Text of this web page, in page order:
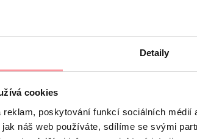
Detaily
cookies
reklam, poskytování funkcí sociálních
náš web používáte, sdílíme se svými
Behandlung der Unfruchtbarkeit